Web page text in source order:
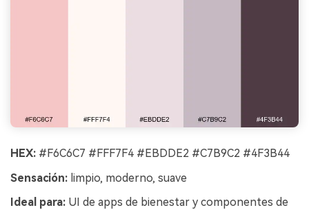
HEX: #F6C6C7 #FFF7F4 #EBDDE2 #C7B9C2 #4F3B44
Sensación: limpio, moderno, suave
Ideal para: UI de apps de bienestar y componentes de